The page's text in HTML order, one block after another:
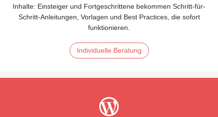
Inhalte: Einsteiger und Fortgeschrittene bekommen Schritt-für-
Schritt-Anleitungen, Vorlagen und Best Practices, die sofort
funktionieren.
Individuelle Beratung
